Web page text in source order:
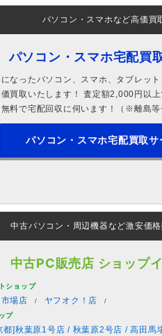
パソコン・スマホなど高価買
パソコン・スマホ宅配買
なったパソコン、スマホ、タブレッ
価買取いたします！ 査定額2,000円以
料で宅配回収に伺います！（※離島等
パソコン・スマホ宅配買取サ
中古パソコン・周辺機器など激安価
中古PC販売店 ショップ
ショップ
場店 ヤフオク！店
プ
都]秋葉原1号店 / 秋葉原2号店 / 高田馬